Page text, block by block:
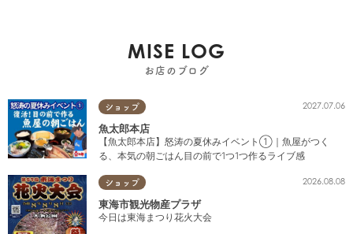
MISE LOG
お店のブログ
ショップ 2027.07.06
魚太郎本店
【魚太郎本店】怒涛の夏休みイベント①｜魚屋がつく
る、本気の朝ごはん目の前で1つ1つ作るライブ感
ショップ 2026.08.08
東海市観光物産プラザ
今日は東海まつり花火大会